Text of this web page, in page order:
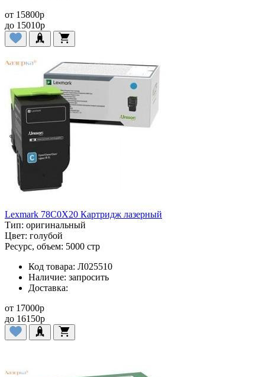
от 15800p
до 15010p
Lexmark 78C0X20 Картридж лазерный
Тип: оригинальный
Цвет: голубой
Ресурс, объем: 5000 стр
Код товара: Л025510
Наличие: запросить
Доставка:
от 17000p
до 16150p